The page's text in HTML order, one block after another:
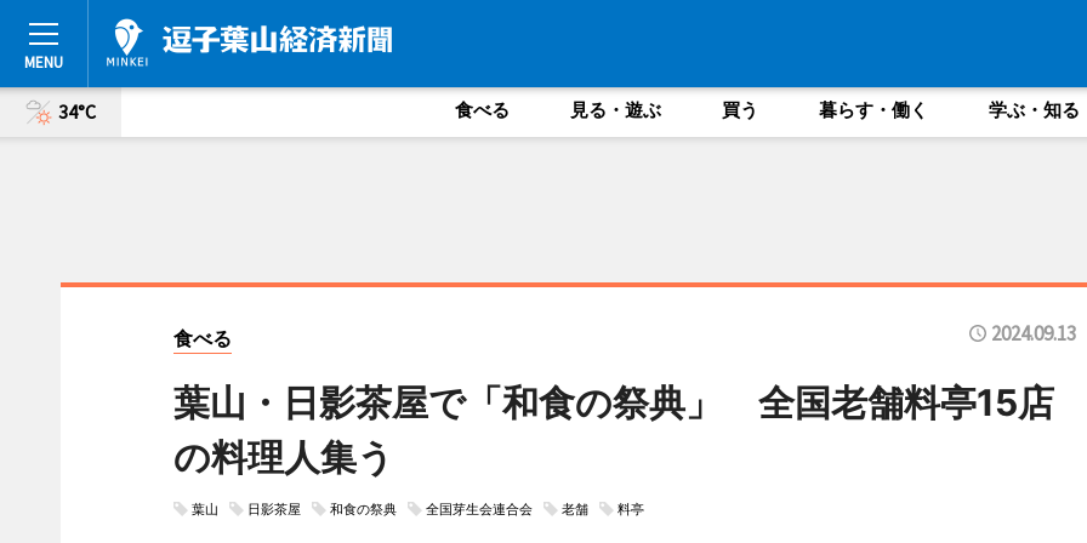
34°C 食べる 見る・遊ぶ 買う 暮らす・働く 学ぶ・知る
食べる 2024.09.13
葉山・日影茶屋で「和食の祭典」 全国老舗料亭15店
の料理人集う
葉山 日影茶屋 和食の祭典 全国芽生会連合会 老舗 料亭